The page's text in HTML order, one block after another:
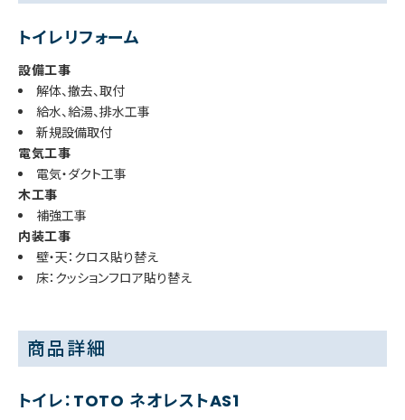
トイレリフォーム
設備工事
解体、撤去、取付
給水、給湯、排水工事
新規設備取付
電気工事
電気・ダクト工事
木工事
補強工事
内装工事
壁・天：クロス貼り替え
床：クッションフロア貼り替え
商品詳細
トイレ：TOTO ネオレストAS1